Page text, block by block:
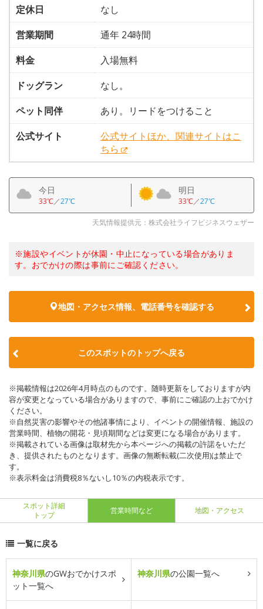
定休日
なし
営業期間
通年 24時間
料金
入場無料
ドッグラン
なし。
ペット同伴
あり。リードをつけること
公式サイト
公式サイトほか、関連サイトはこ
ちら
今日
33℃／27℃
明日
33℃／27℃
天気情報提供元：株式会社ライフビジネスウェザー
※施設やイベントが休園・中止になっている場合がありま
す。おでかけの際は事前にご確認ください。
地図・アクセス情報、電話番号を確認する
このスポットのトップへ戻る
※掲載情報は2026年4月時点のものです。随時更新をしておりますが内
容が変更となっている場合がありますので、事前にご確認の上おでかけ
ください。
※自然災害の影響やその他諸事情により、イベントの開催情報、施設の
営業時間、植物の開花・見頃期間などは変更になる場合があります。
※掲載されている画像は取材先から本ページへの掲載の許諾をいただ
き、提供されたものとなります。画像の無断転載(二次使用)は禁止で
す。
※表示料金は消費税8％ないし10％の内税表示です。
スポット詳細
トップ
営業時間など 地図・アクセス
一覧に戻る
神奈川県のGWおでかけスポ
ット一覧へ
神奈川県の公園一覧へ